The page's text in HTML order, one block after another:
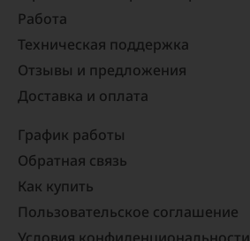
Работа
Техническая поддержка
Отзывы и предложения
Доставка и оплата
График работы
Обратная связь
Как купить
Пользовательское соглашение
Условия конфиденциональности